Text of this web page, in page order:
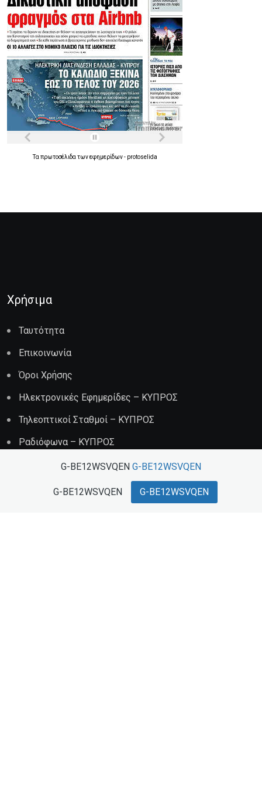
Τα πρωτοσέλιδα τωνεφημερίδων- protoselida
Χρήσιμα
Ταυτότητα
Επικοινωνία
Όροι Χρήσης
Ηλεκτρονικές Εφημερίδες – ΚΥΠΡΟΣ
Τηλεοπτικοί Σταθμοί – ΚΥΠΡΟΣ
Ραδιόφωνα – ΚΥΠΡΟΣ
Διαφήμιση
G-BE12WSVQEN G-BE12WSVQEN
G-BE12WSVQEN G-BE12WSVQEN